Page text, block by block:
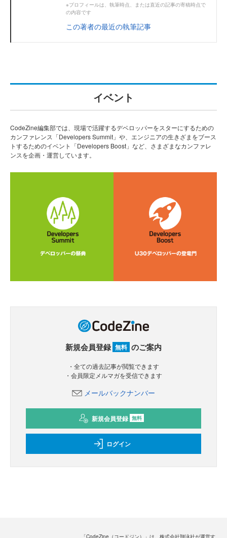
※プロフィールは、執筆時点、または直近の記事の寄稿時点で
の内容です
この著者の最近の執筆記事
イベント
CodeZine編集部では、現場で活躍するデベロッパーをスターにするための
カンファレンス「Developers Summit」や、エンジニアの生きざまをブース
トするためのイベント「Developers Boost」など、さまざまなカンファレ
ンスを企画・運営しています。
新規会員登録 無料 のご案内
・全ての過去記事が閲覧できます
・会員限定メルマガを受信できます
メールバックナンバー
新規会員登録 無料
ログイン
「CodeZine（コードジン）」は、株式会社翔泳社が運営す